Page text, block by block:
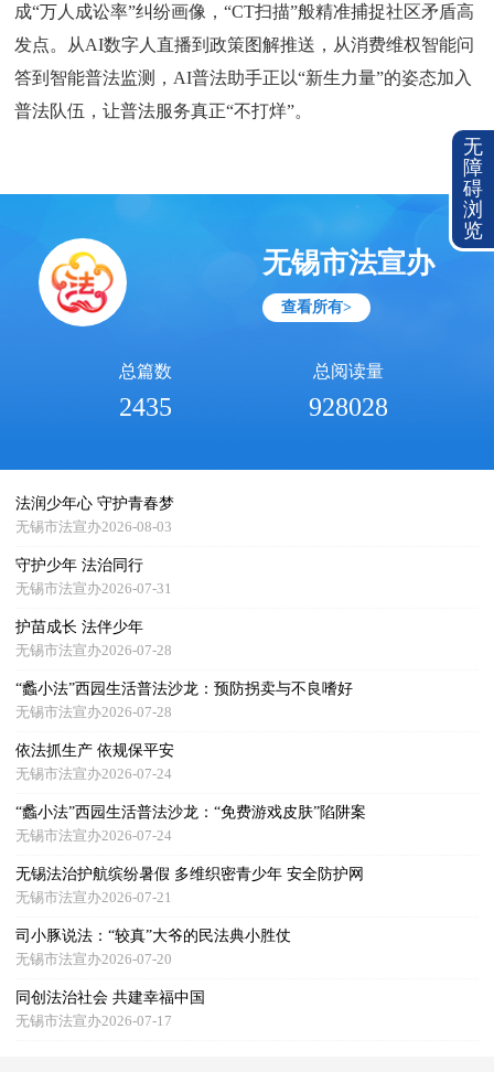
成“万人成讼率”纠纷画像，“CT扫描”般精准捕捉社区矛盾高
发点。从AI数字人直播到政策图解推送，从消费维权智能问
答到智能普法监测，AI普法助手正以“新生力量”的姿态加入
普法队伍，让普法服务真正“不打烊”。
无锡市法宣办
查看所有>
总篇数
2435
总阅读量
928028
法润少年心 守护青春梦
无锡市法宣办2026-08-03
守护少年 法治同行
无锡市法宣办2026-07-31
护苗成长 法伴少年
无锡市法宣办2026-07-28
“蠡小法”西园生活普法沙龙：预防拐卖与不良嗜好
无锡市法宣办2026-07-28
依法抓生产 依规保平安
无锡市法宣办2026-07-24
“蠡小法”西园生活普法沙龙：“免费游戏皮肤”陷阱案
无锡市法宣办2026-07-24
无锡法治护航缤纷暑假 多维织密青少年 安全防护网
无锡市法宣办2026-07-21
司小豚说法：“较真”大爷的民法典小胜仗
无锡市法宣办2026-07-20
同创法治社会 共建幸福中国
无锡市法宣办2026-07-17
无
障
碍
浏
览